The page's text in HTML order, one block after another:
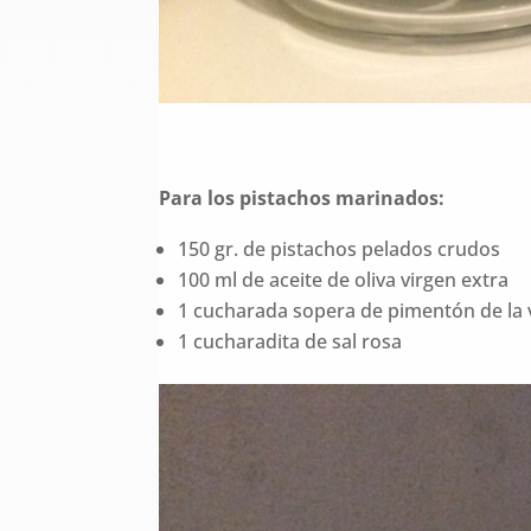
Para los pistachos marinados:
150 gr. de pistachos pelados crudos
100 ml de aceite de oliva virgen extra
1 cucharada sopera de pimentón de la
1 cucharadita de sal rosa